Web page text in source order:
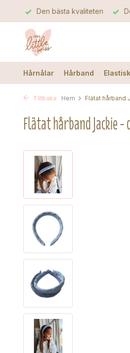
Den bästa kvaliteten
Hårnålar Hårband
Tillbaka Hem Flätat hårband
Flätat hårband Jackie -